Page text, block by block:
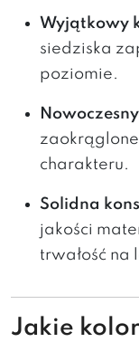
Wyjątkowy
siedziska
poziomie.
charakteru.
Solidna
jakości
trwałość na
Jakie